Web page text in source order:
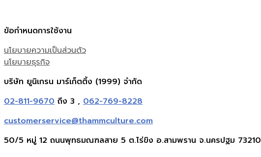
ข้อกำหนดการใช้งาน
นโยบายความเป็นส่วนตัว
นโยบายธุรกิจ
บริษัท ยูนิเกรน มาร์เก็ตติ้ง (1999) จำกัด
02-811-9670 ถึง 3 , 062-769-8228
customerservice@thammculture.com
50/5 หมู่ 12 ถนนพุทธมณฑลสาย 5 ต.ไร่ขิง อ.สามพราน จ.นครปฐม 73210